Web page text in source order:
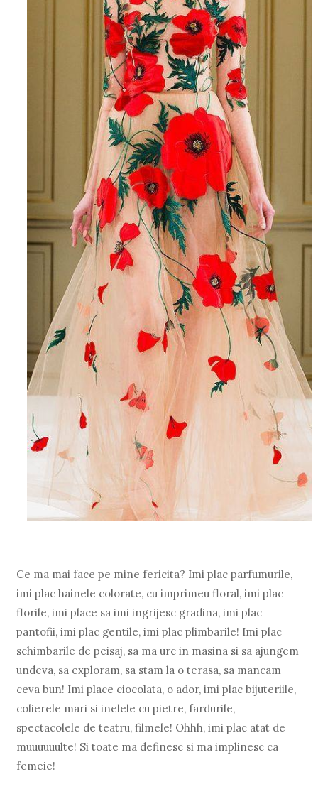
Ce ma mai face pe mine fericita? Imi plac parfumurile,
imi plac hainele colorate, cu imprimeu floral, imi plac
florile, imi place sa imi ingrijesc gradina, imi plac
pantofii, imi plac gentile, imi plac plimbarile! Imi plac
schimbarile de peisaj, sa ma urc in masina si sa ajungem
undeva, sa exploram, sa stam la o terasa, sa mancam
ceva bun! Imi place ciocolata, o ador, imi plac bijuteriile,
colierele mari si inelele cu pietre, fardurile,
spectacolele de teatru, filmele! Ohhh, imi plac atat de
muuuuuulte! Si toate ma definesc si ma implinesc ca
femeie!